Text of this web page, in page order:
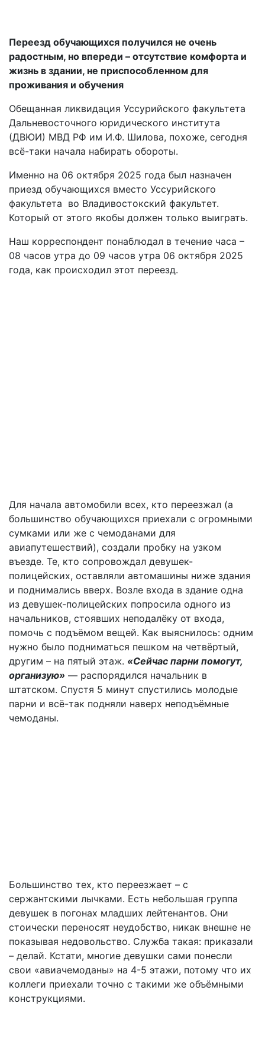
Переезд обучающихся получился не очень
радостным, но впереди – отсутствие комфорта и
жизнь в здании, не приспособленном для
проживания и обучения
Обещанная ликвидация Уссурийского факультета
Дальневосточного юридического института
(ДВЮИ) МВД РФ им И.Ф. Шилова, похоже, сегодня
всё-таки начала набирать обороты.
Именно на 06 октября 2025 года был назначен
приезд обучающихся вместо Уссурийского
факультета во Владивостокский факультет.
Который от этого якобы должен только выиграть.
Наш корреспондент понаблюдал в течение часа –
08 часов утра до 09 часов утра 06 октября 2025
года, как происходил этот переезд.
Для начала автомобили всех, кто переезжал (а
большинство обучающихся приехали с огромными
сумками или же с чемоданами для
авиапутешествий), создали пробку на узком
въезде. Те, кто сопровождал девушек-
полицейских, оставляли автомашины ниже здания
и поднимались вверх. Возле входа в здание одна
из девушек-полицейских попросила одного из
начальников, стоявших неподалёку от входа,
помочь с подъёмом вещей. Как выяснилось: одним
нужно было подниматься пешком на четвёртый,
другим – на пятый этаж. «Сейчас парни помогут,
организую» — распорядился начальник в
штатском. Спустя 5 минут спустились молодые
парни и всё-так подняли наверх неподъёмные
чемоданы.
Большинство тех, кто переезжает – с
сержантскими лычками. Есть небольшая группа
девушек в погонах младших лейтенантов. Они
стоически переносят неудобство, никак внешне не
показывая недовольство. Служба такая: приказали
– делай. Кстати, многие девушки сами понесли
свои «авиачемоданы» на 4-5 этажи, потому что их
коллеги приехали точно с такими же объёмными
конструкциями.